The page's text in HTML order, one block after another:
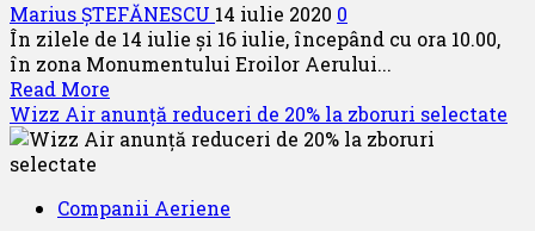
Marius ȘTEFĂNESCU 14 iulie 2020 0
În zilele de 14 iulie și 16 iulie, începând cu ora 10.00,
în zona Monumentului Eroilor Aerului...
Read More
more
about
aeronave
Wizz Air anunță reduceri de 20% la zboruri selectate
Companii Aeriene